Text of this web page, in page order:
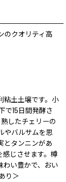
のクオリティ高
土土壌です。小
で15日間発酵さ
したチェリーの
やバルサムを思
とタンニンがあ
感じさせます。樽
わい豊かで、おい
り＞